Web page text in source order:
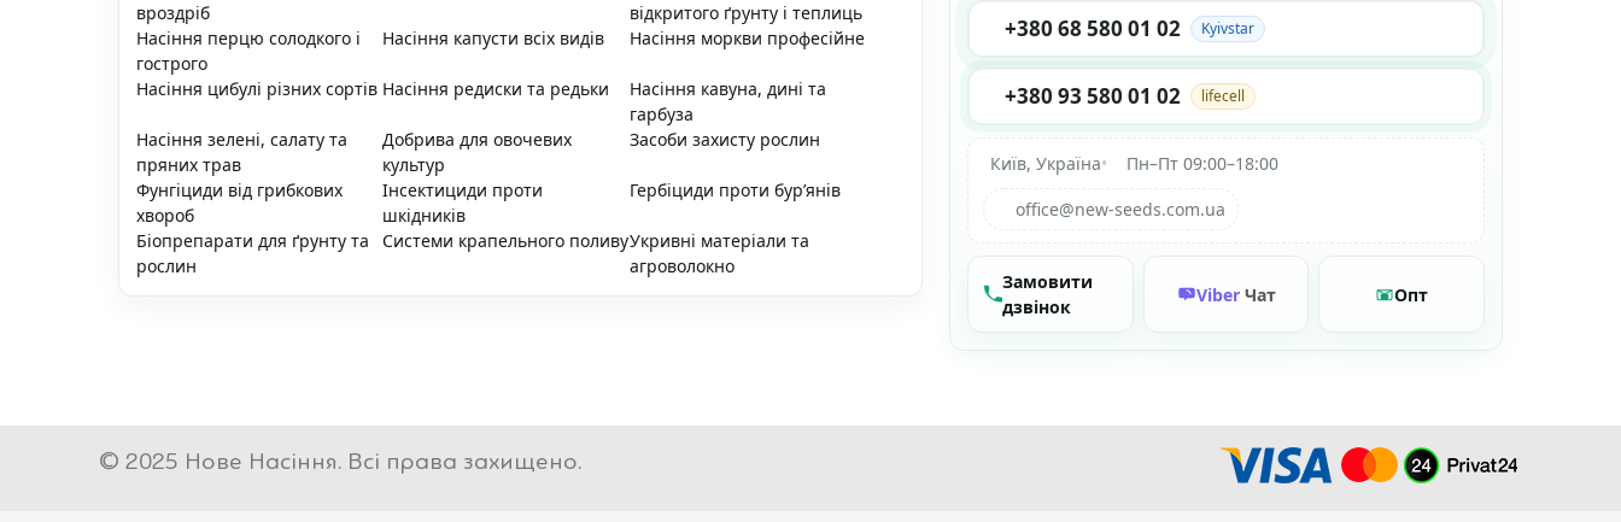
вроздріб
відкритого ґрунту і теплиць
Насіння перцю солодкого і
гострого
Насіння капусти всіх видів Насіння моркви професійне
Насіння цибулі різних сортів Насіння редиски та редьки
Насіння кавуна, дині та
гарбуза
Насіння зелені, салату та
пряних трав
Добрива для овочевих
культур
Засоби захисту рослин
Фунгіциди від грибкових
хвороб
Інсектициди проти
шкідників
Гербіциди проти бур’янів
Біопрепарати для ґрунту та
рослин
Системи крапельного поливуУкривні матеріали та
агроволокно
+380 68 580 01 02 Kyivstar
+380 93 580 01 02 lifecell
Київ, Україна•
Пн–Пт 09:00–18:00
office@new-seeds.com.ua
Замовити
дзвінок
Viber Чат Опт
© 2025 Нове Насіння. Всі права захищено.